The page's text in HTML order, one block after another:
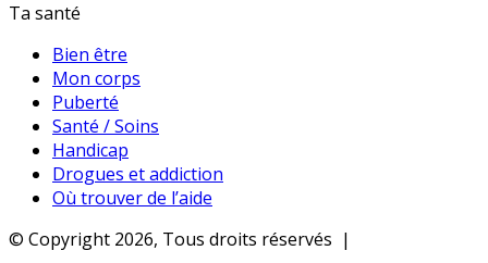
Ta santé
Bien être
Mon corps
Puberté
Santé / Soins
Handicap
Drogues et addiction
Où trouver de l’aide
© Copyright 2026, Tous droits réservés |